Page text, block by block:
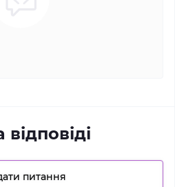
питання